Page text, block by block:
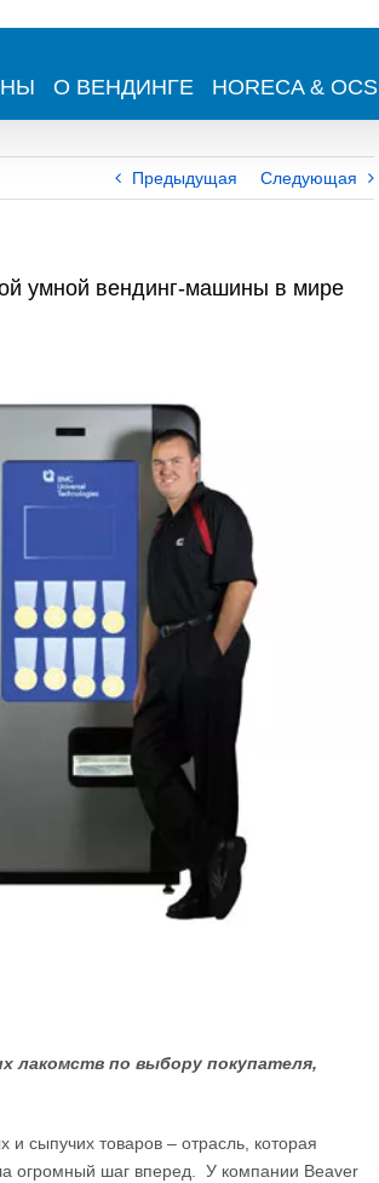
О ВЕНДИНГЕ HORECA & OCS
Предыдущая Следующая
умной вендинг-машины в мире
лакомств по выбору покупателя,
товаров – отрасль, которая
огромный шаг вперед. У компании Beaver